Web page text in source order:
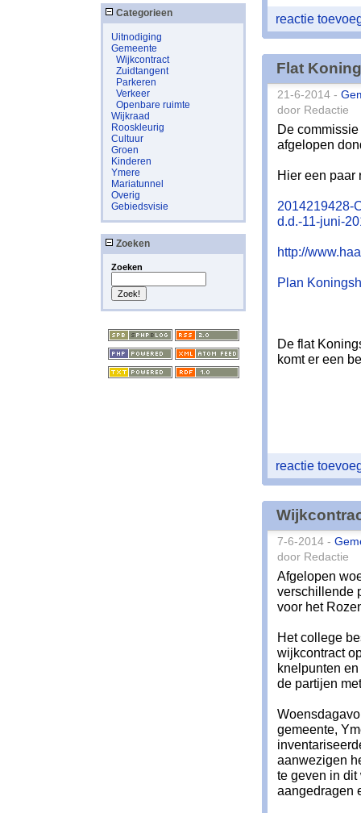
Categorieen
Uitnodiging
Gemeente
Wijkcontract
Zuidtangent
Parkeren
Verkeer
Openbare ruimte
Wijkraad
Rooskleurig
Cultuur
Groen
Kinderen
Ymere
Mariatunnel
Overig
Gebiedsvisie
Zoeken
Zoeken
reactie
Flat
21-6-2014 -
door Redactie
De
afgelopen
Hier een paar
2014219428-
d.d.-11-juni-
http://
Plan
De flat
komt er een
reactie
7-6-2014 -
door Redactie
Afgelopen
verschillende
voor het
Het college
wijkcontract
knelpunten
de partijen
gemeente,
aanwezigen
te geven in
aangedragen